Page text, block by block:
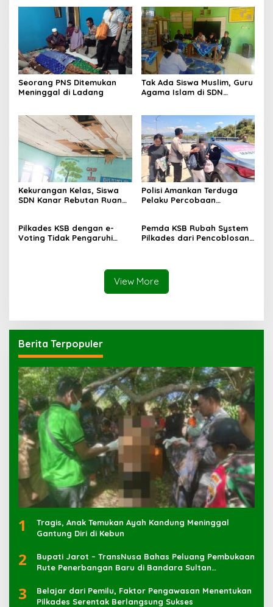
Seorang PNS Ditemukan
Meninggal di Ladang
Tak Ada Siswa Muslim, Guru
Agama Islam di SDN
Kekurangan Kelas, Siswa
SDN Kanar Rebutan Ruang
Polisi Amankan Terduga
Pelaku Percobaan
Pilkades KSB dengan e-
Voting Tidak Pengaruhi
Pemda KSB Rubah System
Pilkades dari Pencoblosan
View More
Berita Terpopuler
1
Tragis, Anak Temukan Ayah Kandung Meninggal
Gantung Diri di Kebun
2
Bupati Jarot – TransNusa Bahas Peluang Pembukaan
Rute Penerbangan Baru di Bandara Sultan
3
Belajar dari Pemilu, Faktor Pengawasan Menentukan
Pilkades Serentak Berlangsung Sukses